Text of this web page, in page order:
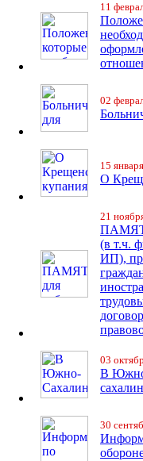
11
02
15
О
21
(в т.ч.
ИП),
03
В
30